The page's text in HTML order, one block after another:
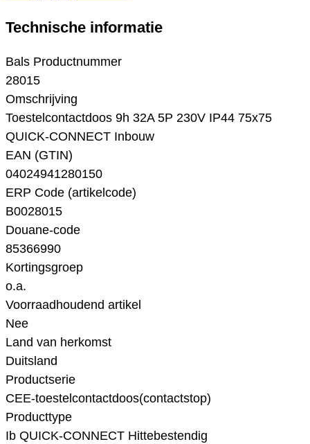
Technische informatie
Bals Productnummer
28015
Omschrijving
Toestelcontactdoos 9h 32A 5P 230V IP44 75x75
QUICK-CONNECT Inbouw
EAN (GTIN)
04024941280150
ERP Code (artikelcode)
B0028015
Douane-code
85366990
Kortingsgroep
o.a.
Voorraadhoudend artikel
Nee
Land van herkomst
Duitsland
Productserie
CEE-toestelcontactdoos(contactstop)
Producttype
Ib QUICK-CONNECT Hittebestendig